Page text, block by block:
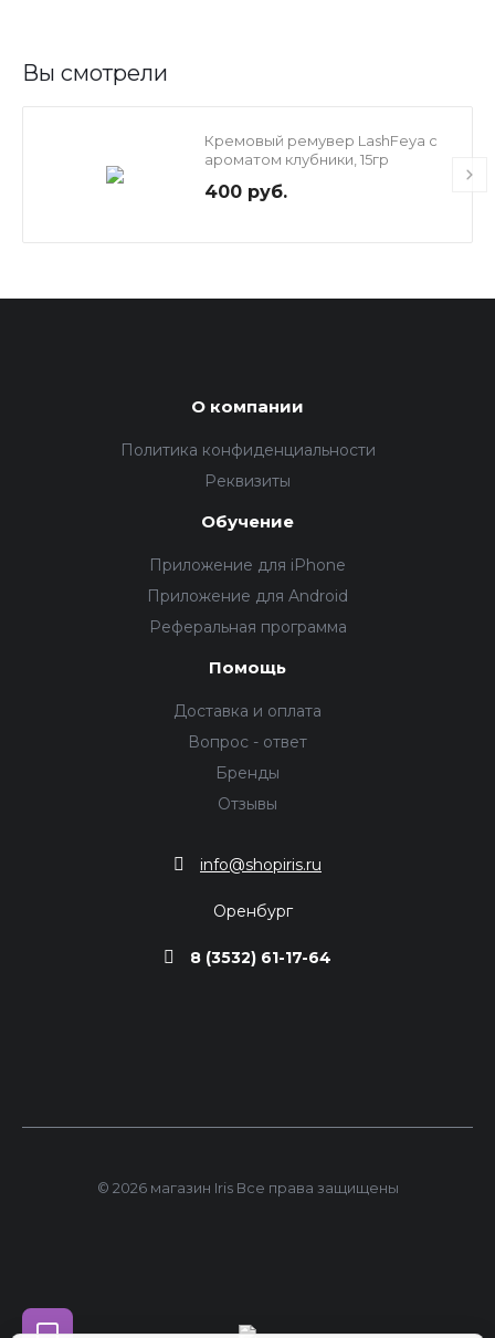
Вы смотрели
Кремовый ремувер LashFeya с
ароматом клубники, 15гр
400 руб.
О компании
Политика конфиденциальности
Реквизиты
Обучение
Приложение для iPhone
Приложение для Android
Реферальная программа
Помощь
Доставка и оплата
Вопрос - ответ
Бренды
Отзывы
info@shopiris.ru
Оренбург
8 (3532) 61-17-64
© 2026 магазин Iris Все права защищены